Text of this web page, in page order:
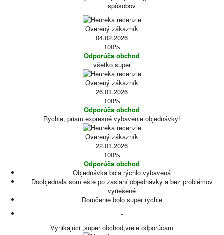
spôsobov
Overený zákazník
04.02.2026
100%
Odporúča obchod
všetko super
Overený zákazník
26.01.2026
100%
Odporúča obchod
Rýchle, priam expresné vybavenie objednávky!
Overený zákazník
22.01.2026
100%
Odporúča obchod
Objednávka bola rýchlo vybavená
Doobjednala som ešte po zaslaní objednávky a bez problémov
vyriešené
Doručenie bolo super rýchle
-
Vynikajúci ,super obchod,vrele odporúčam